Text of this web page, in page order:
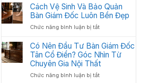
Cần
Có
Công
Nội
Tối
Ưu
Năm
2026
Xử
Lý
Bàn
Giám
Bị
Trầy
Xước
Quả
Cách Vệ Sinh Và Bảo Quản
Bàn Giám Đốc Luôn Bền Đẹp
Chức năng bình luận bị tắtở
Vệ
Sinh
Và
Bảo
Quản
Có Nên Đầu Tư Bàn Giám Đốc
Tân Cổ Điển? Góc Nhìn Từ
Chuyên Gia Nội Thất
Chức năng bình luận bị tắtở